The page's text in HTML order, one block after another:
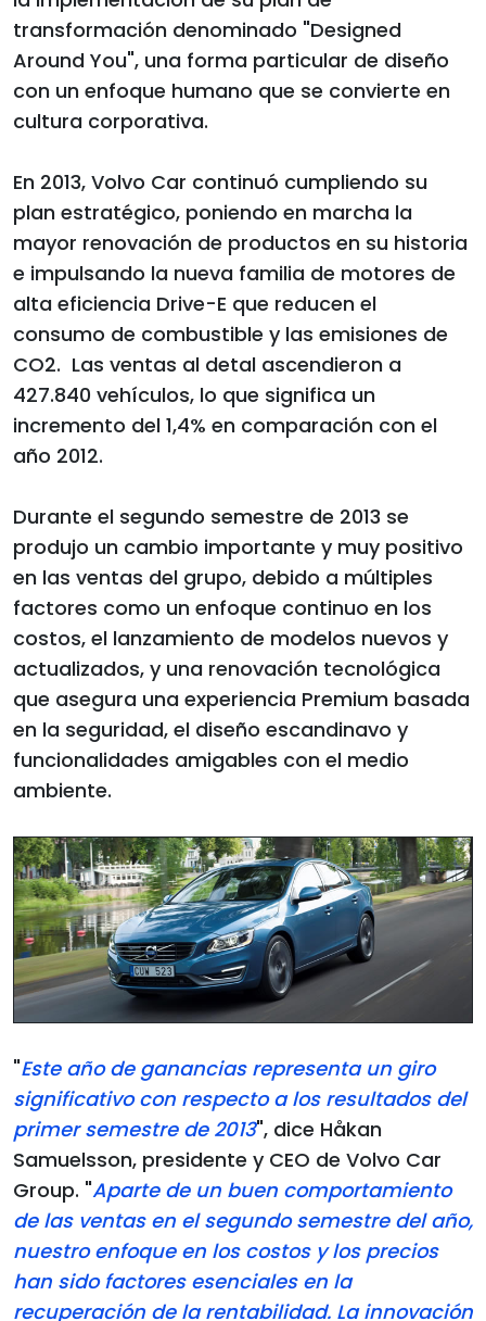
transformación denominado "Designed
Around You", una forma particular de diseño
con un enfoque humano que se convierte en
cultura corporativa.
En 2013, Volvo Car continuó cumpliendo su
plan estratégico, poniendo en marcha la
mayor renovación de productos en su historia
e impulsando la nueva familia de motores de
alta eficiencia Drive-E que reducen el
consumo de combustible y las emisiones de
CO2. Las ventas al detal ascendieron a
427.840 vehículos, lo que significa un
incremento del 1,4% en comparación con el
año 2012.
Durante el segundo semestre de 2013 se
produjo un cambio importante y muy positivo
en las ventas del grupo, debido a múltiples
factores como un enfoque continuo en los
costos, el lanzamiento de modelos nuevos y
actualizados, y una renovación tecnológica
que asegura una experiencia Premium basada
en la seguridad, el diseño escandinavo y
funcionalidades amigables con el medio
ambiente.
"Este año de ganancias representa un giro
significativo con respecto a los resultados del
primer semestre de 2013", dice Håkan
Samuelsson, presidente y CEO de Volvo Car
Group. "Aparte de un buen comportamiento
de las ventas en el segundo semestre del año,
nuestro enfoque en los costos y los precios
han sido factores esenciales en la
recuperación de la rentabilidad. La innovación